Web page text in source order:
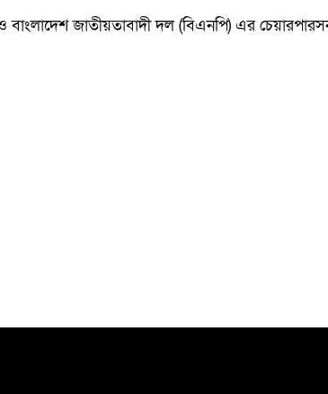
ও বাংলাদেশ জাতীয়তাবাদী দল (বিএনপি) এর